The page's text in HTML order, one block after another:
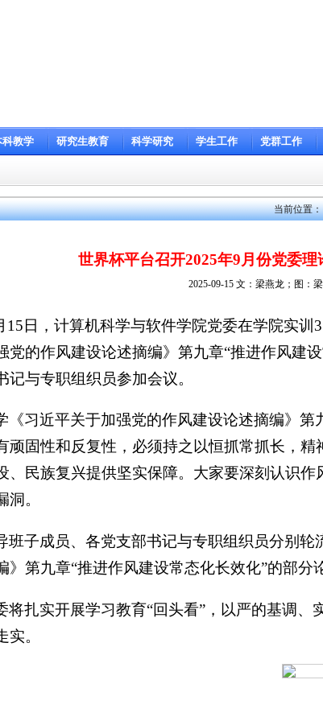
科教学 研究生教育 科学研究 学生工作 党群工作
当前位置
世界杯平台召开2025年9月份党委
2025-09-15 文：梁燕龙；图：
15日，计算机科学与软件学院党委在学院实
党的作风建设论述摘编》第九章“推进作风建
与专职组织员参加会议。
《习近平关于加强党的作风建设论述摘编》
顽固性和反复性，必须持之以恒抓常抓长，
、民族复兴提供坚实保障。大家要深刻认识
。
班子成员、各党支部书记与专职组织员分别
》第九章“推进作风建设常态化长效化”的部分
将扎实开展学习教育“回头看”，以严的基调
。